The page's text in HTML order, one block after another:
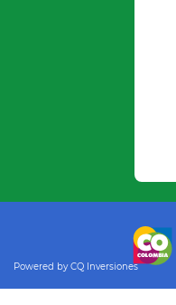
Powered by CQ Inversiones